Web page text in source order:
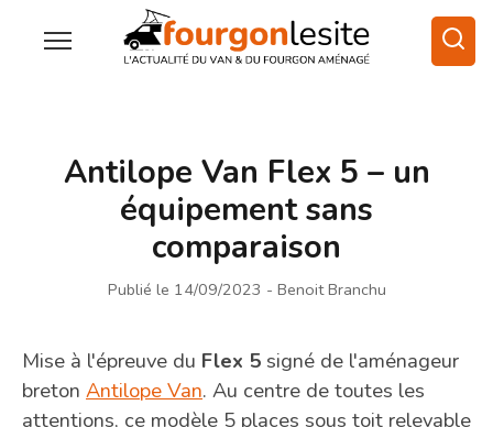
Antilope Van Flex 5 – un
équipement sans
comparaison
Publié le 14/09/2023 - Benoit Branchu
Mise à l'épreuve du Flex 5 signé de l'aménageur
breton Antilope Van. Au centre de toutes les
attentions, ce modèle 5 places sous toit relevable